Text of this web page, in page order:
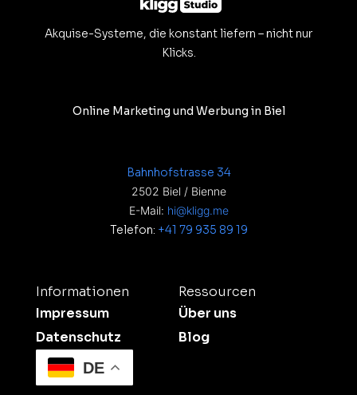
Akquise-Systeme, die konstant liefern – nicht nur
Klicks.
Online Marketing und Werbung in Biel
Bahnhofstrasse 34
2502 Biel / Bienne
E-Mail: hi@kligg.me
Telefon: +41 79 935 89 19
Informationen
Impressum
Datenschutz
Ressourcen
Über uns
Blog
DE